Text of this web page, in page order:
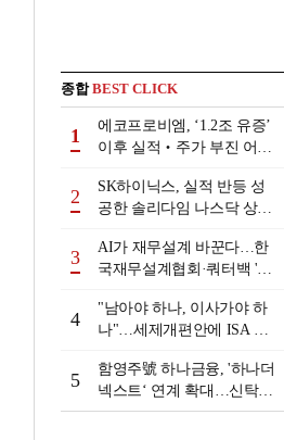
종합BEST CLICK
1
에코프로비엠, ‘1.2조 유증’
이후 실적‧주가 부진 어쩌
2
SK하이닉스, 실적 반등 성
공한 솔리다임 나스닥 상장
3
AI가 재무설계 바꾼다…한
국재무설계협회·쿼터백 '베
4
"남아야 하나, 이사가야 하
나"…세제개편안에 ISA 투
5
함영주號 하나금융, '하나더
넥스트‘ 연계 확대…신탁수
수료 2배 증가 효과 [금융 시